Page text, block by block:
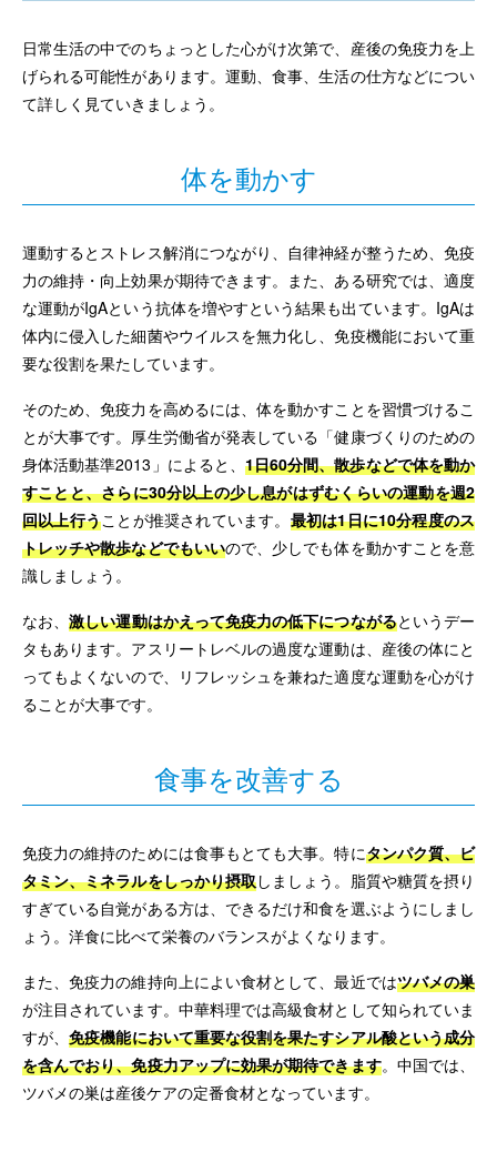
日常生活の中でのちょっとした心がけ次第で、産後の免疫力を上
げられる可能性があります。運動、食事、生活の仕方などについ
て詳しく見ていきましょう。
体を動かす
運動するとストレス解消につながり、自律神経が整うため、免疫
力の維持・向上効果が期待できます。また、ある研究では、適度
な運動がIgAという抗体を増やすという結果も出ています。IgAは
体内に侵入した細菌やウイルスを無力化し、免疫機能において重
要な役割を果たしています。
そのため、免疫力を高めるには、体を動かすことを習慣づけるこ
とが大事です。厚生労働省が発表している「健康づくりのための
身体活動基準2013」によると、 1日60分間、散歩などで体を動か
すことと、さらに30分以上の少し息がはずむくらいの運動を週2
回以上行うことが推奨されています。 最初は1日に10分程度のス
トレッチや散歩などでもいいので、少しでも体を動かすことを意
識しましょう。
なお、激しい運動はかえって免疫力の低下につながるというデー
タもあります。アスリートレベルの過度な運動は、産後の体にと
ってもよくないので、リフレッシュを兼ねた適度な運動を心がけ
ることが大事です。
食事を改善する
免疫力の維持のためには食事もとても大事。特にタンパク質、ビ
タミン、ミネラルをしっかり摂取しましょう。脂質や糖質を摂り
すぎている自覚がある方は、できるだけ和食を選ぶようにしまし
ょう。洋食に比べて栄養のバランスがよくなります。
また、免疫力の維持向上によい食材として、最近ではツバメの巣
が注目されています。中華料理では高級食材として知られていま
すが、免疫機能において重要な役割を果たすシアル酸という成分
を含んでおり、免疫力アップに効果が期待できます。中国では、
ツバメの巣は産後ケアの定番食材となっています。